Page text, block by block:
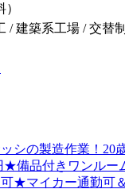
/ 建築系工場 / 交替制